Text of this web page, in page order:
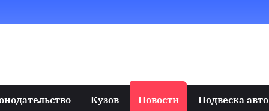
Кузов Новости Подвеска авто